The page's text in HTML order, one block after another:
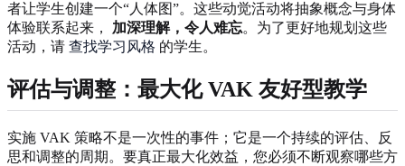
者让学生创建一个“人体图”。这些动觉活动将抽象概念与身体
体验联系起来， 加深理解，令人难忘。为了更好地规划这些
活动，请 查找学习风格 的学生。
评估与调整：最大化VAK 友好型教学
实施 VAK 策略不是一次性的事件；它是一个持续的评估、反
思和调整的周期。要真正最大化效益，您必须不断观察哪些方